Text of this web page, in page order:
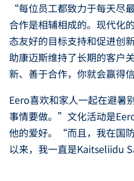
“每位员工都致力于每天尽
合作是相辅相成的。现代化
态友好的目标支持和促进创
助康迈斯维持了长期的客户
新、善于合作，你就会赢得
Eero喜欢和家人一起在避
事情要做。”文化活动是
他的爱好。“而且，我在国
以来，我一直是Kaitseliidu